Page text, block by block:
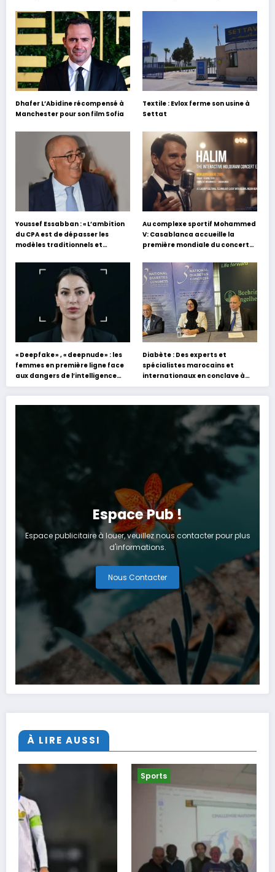
Dhafer L’Abidine récompensé à
Manchester pour son film Sofia
Textile : Evlox ferme son usine à
Settat
Youssef Essabban : « L’ambition
du CPA est de dépasser les
modèles traditionnels et
s’appuyant sur le partage des
expériences »
Au complexe sportif Mohammed
V: Casablanca accueille la
première mondiale du concert
Hafez
« Deepfake » , « deepnude » : les
femmes en première ligne face
aux dangers de l’intelligence
artificielle
Diabète : Des experts et
spécialistes marocains et
internationaux en conclave à
Tanger
Espace Pub !
Espace publicitaire à louer, veuillez nous contacter pour plus
d'informations.
Nous Contacter
À LIRE AUSSI